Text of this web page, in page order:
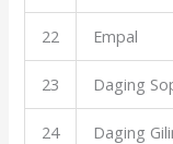
22 Empal
23 Daging
24
Daging